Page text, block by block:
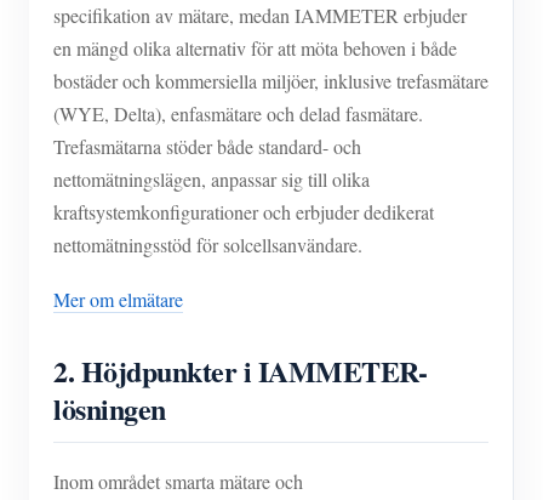
specifikation av mätare, medan IAMMETER erbjuder
en mängd olika alternativ för att möta behoven i både
bostäder och kommersiella miljöer, inklusive trefasmätare
(WYE, Delta), enfasmätare och delad fasmätare.
Trefasmätarna stöder både standard- och
nettomätningslägen, anpassar sig till olika
kraftsystemkonfigurationer och erbjuder dedikerat
nettomätningsstöd för solcellsanvändare.
Mer om elmätare
2.Höjdpunkter i IAMMETER-
lösningen
Inom området smarta mätare och